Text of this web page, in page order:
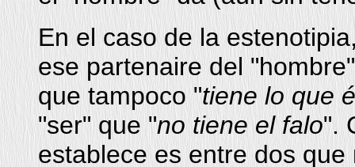
En el caso de la
ese partenaire del
que tampoco "tiene lo que
"ser" que "no tiene el falo".
establece es entre dos